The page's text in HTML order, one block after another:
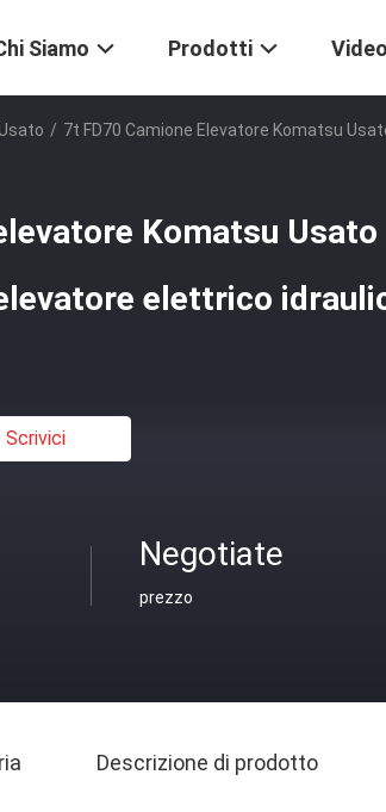
Siamo Prodotti Video
/ 7t FD70 Camione Elevatore Komatsu
Komatsu Usato
elettrico
Scrivici
Negotiate
prezzo
Descrizione di prodotto